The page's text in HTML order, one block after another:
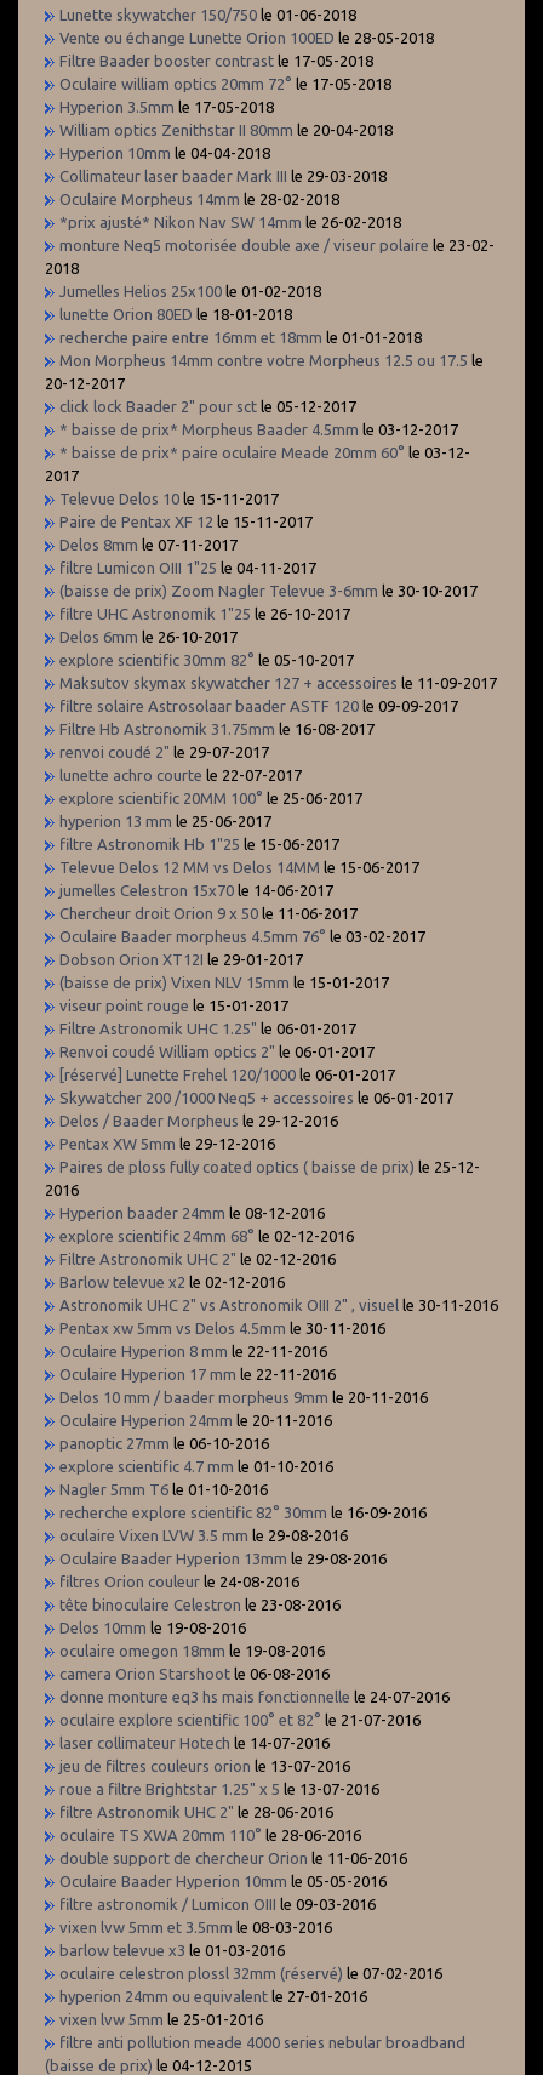
Lunette skywatcher 150/750 le 01-06-2018
Vente ou échange Lunette Orion 100ED le 28-05-2018
Filtre Baader booster contrast le 17-05-2018
Oculaire william optics 20mm 72° le 17-05-2018
Hyperion 3.5mm le 17-05-2018
William optics Zenithstar II 80mm le 20-04-2018
Hyperion 10mm le 04-04-2018
Collimateur laser baader Mark III le 29-03-2018
Oculaire Morpheus 14mm le 28-02-2018
*prix ajusté* Nikon Nav SW 14mm le 26-02-2018
monture Neq5 motorisée double axe / viseur polaire le 23-02-
2018
Jumelles Helios 25x100 le 01-02-2018
lunette Orion 80ED le 18-01-2018
recherche paire entre 16mm et 18mm le 01-01-2018
Mon Morpheus 14mm contre votre Morpheus 12.5 ou 17.5 le
20-12-2017
click lock Baader 2" pour sct le 05-12-2017
* baisse de prix* Morpheus Baader 4.5mm le 03-12-2017
* baisse de prix* paire oculaire Meade 20mm 60° le 03-12-
2017
Televue Delos 10 le 15-11-2017
Paire de Pentax XF 12 le 15-11-2017
Delos 8mm le 07-11-2017
filtre Lumicon OIII 1"25 le 04-11-2017
(baisse de prix) Zoom Nagler Televue 3-6mm le 30-10-2017
filtre UHC Astronomik 1"25 le 26-10-2017
Delos 6mm le 26-10-2017
explore scientific 30mm 82° le 05-10-2017
Maksutov skymax skywatcher 127 + accessoires le 11-09-2017
filtre solaire Astrosolaar baader ASTF 120 le 09-09-2017
Filtre Hb Astronomik 31.75mm le 16-08-2017
renvoi coudé 2" le 29-07-2017
lunette achro courte le 22-07-2017
explore scientific 20MM 100° le 25-06-2017
hyperion 13 mm le 25-06-2017
filtre Astronomik Hb 1"25 le 15-06-2017
Televue Delos 12 MM vs Delos 14MM le 15-06-2017
jumelles Celestron 15x70 le 14-06-2017
Chercheur droit Orion 9 x 50 le 11-06-2017
Oculaire Baader morpheus 4.5mm 76° le 03-02-2017
Dobson Orion XT12I le 29-01-2017
(baisse de prix) Vixen NLV 15mm le 15-01-2017
viseur point rouge le 15-01-2017
Filtre Astronomik UHC 1.25" le 06-01-2017
Renvoi coudé William optics 2" le 06-01-2017
[réservé] Lunette Frehel 120/1000 le 06-01-2017
Skywatcher 200 /1000 Neq5 + accessoires le 06-01-2017
Delos / Baader Morpheus le 29-12-2016
Pentax XW 5mm le 29-12-2016
Paires de ploss fully coated optics ( baisse de prix) le 25-12-
2016
Hyperion baader 24mm le 08-12-2016
explore scientific 24mm 68° le 02-12-2016
Filtre Astronomik UHC 2" le 02-12-2016
Barlow televue x2 le 02-12-2016
Astronomik UHC 2" vs Astronomik OIII 2" , visuel le 30-11-2016
Pentax xw 5mm vs Delos 4.5mm le 30-11-2016
Oculaire Hyperion 8 mm le 22-11-2016
Oculaire Hyperion 17 mm le 22-11-2016
Delos 10 mm / baader morpheus 9mm le 20-11-2016
Oculaire Hyperion 24mm le 20-11-2016
panoptic 27mm le 06-10-2016
explore scientific 4.7 mm le 01-10-2016
Nagler 5mm T6 le 01-10-2016
recherche explore scientific 82° 30mm le 16-09-2016
oculaire Vixen LVW 3.5 mm le 29-08-2016
Oculaire Baader Hyperion 13mm le 29-08-2016
filtres Orion couleur le 24-08-2016
tête binoculaire Celestron le 23-08-2016
Delos 10mm le 19-08-2016
oculaire omegon 18mm le 19-08-2016
camera Orion Starshoot le 06-08-2016
donne monture eq3 hs mais fonctionnelle le 24-07-2016
oculaire explore scientific 100° et 82° le 21-07-2016
laser collimateur Hotech le 14-07-2016
jeu de filtres couleurs orion le 13-07-2016
roue a filtre Brightstar 1.25" x 5 le 13-07-2016
filtre Astronomik UHC 2" le 28-06-2016
oculaire TS XWA 20mm 110° le 28-06-2016
double support de chercheur Orion le 11-06-2016
Oculaire Baader Hyperion 10mm le 05-05-2016
filtre astronomik / Lumicon OIII le 09-03-2016
vixen lvw 5mm et 3.5mm le 08-03-2016
barlow televue x3 le 01-03-2016
oculaire celestron plossl 32mm (réservé) le 07-02-2016
hyperion 24mm ou equivalent le 27-01-2016
vixen lvw 5mm le 25-01-2016
filtre anti pollution meade 4000 series nebular broadband
(baisse de prix) le 04-12-2015